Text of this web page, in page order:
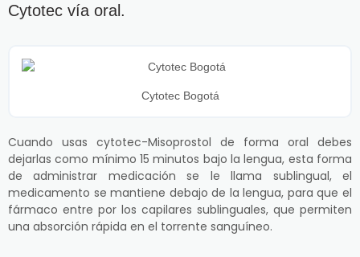
Cytotec vía oral.
Cytotec Bogotá
Cuando usas cytotec-Misoprostol de forma oral debes
dejarlas como mínimo 15 minutos bajo la lengua, esta forma
de administrar medicación se le llama sublingual, el
medicamento se mantiene debajo de la lengua, para que el
fármaco entre por los capilares sublinguales, que permiten
una absorción rápida en el torrente sanguíneo.